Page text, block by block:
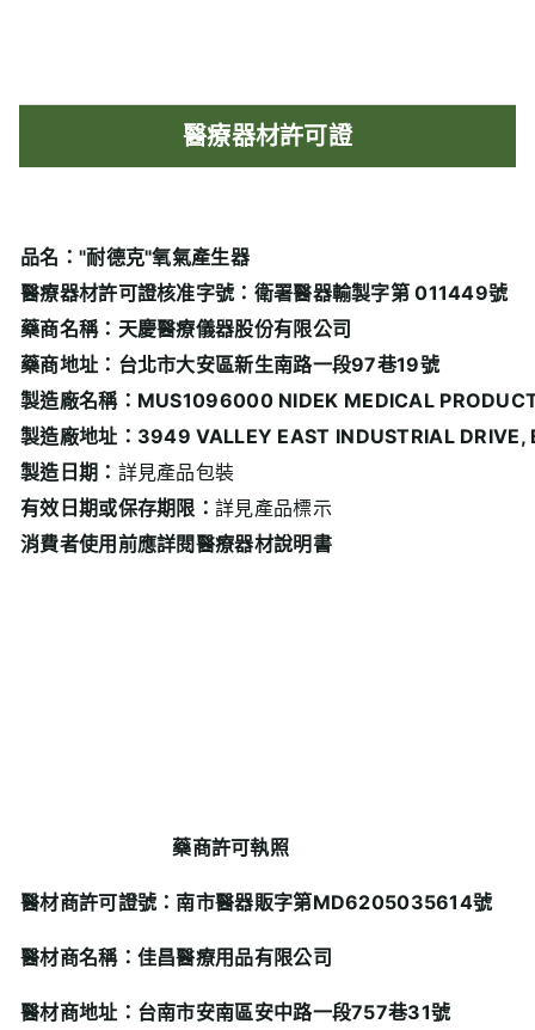
醫療器材許可證
品名："耐德克"氧氣產生器
醫療器材許可證核准字號：衛署醫器輸製字第 011449號
藥商名稱：天慶醫療儀器股份有限公司
藥商地址：台北市大安區新生南路一段97巷19號
製造廠名稱：MUS1096000 NIDEK MEDICAL
製造廠地址：3949 VALLEY EAST INDUSTRIAL
製造日期： 詳見產品包裝
有效日期或保存期限： 詳見產品標示
消費者使用前應詳閱醫療器材說明書
藥商許可執照
醫材商許可證號：南市醫器販字第MD6205035614號
醫材商名稱：佳昌醫療用品有限公司
醫材商地址：台南市安南區安中路一段757巷31號